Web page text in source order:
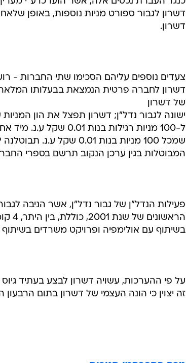
דשרון.
צעדים נוספים עליהם הסכימו שתי החברות -
של דשרון
ל-100 מניות רגילות
המבוטלות בגין ערכן הנקוב תרשם בספרי
בשיתוף עם אולימפיה ופרויקט משרדים
על פי ההערכות, עשויה דשרון לבצע בעתיד
זה יצוין כי הונה העצמי של דשרון בתום הרבעון השלישי של 2001 הסתכם